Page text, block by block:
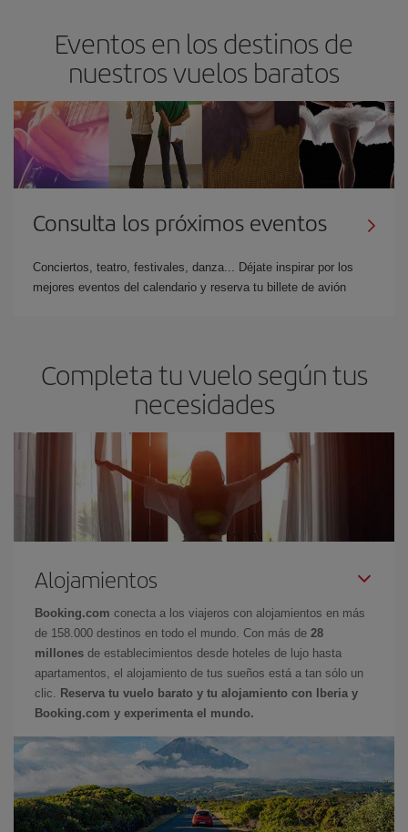
Eventos en los destinos de
nuestros vuelos baratos
Consulta los próximos eventos
Conciertos, teatro, festivales, danza... Déjate inspirar por los
mejores eventos del calendario y reserva tu billete de avión
Completa tu vuelo según tus
necesidades
Alojamientos
Booking.com conecta a los viajeros con alojamientos en más
de 158.000 destinos en todo el mundo. Con más de 28
millones de establecimientos desde hoteles de lujo hasta
apartamentos, el alojamiento de tus sueños está a tan sólo un
clic.
Reserva tu vuelo barato y tu alojamiento con Iberia y
Booking.com y experimenta el mundo.